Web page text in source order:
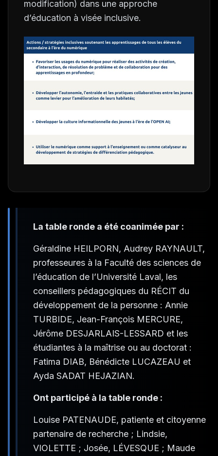
modification) dans une approche
d’éducation à visée inclusive.
La table ronde a été coanimée par :
Géraldine HEILPORN, Audrey RAYNAULT,
professeures à la Faculté des sciences de
l’éducation de l’Université Laval, les
conseillers pédagogiques du RÉCIT du
développement de la personne : Annie
TURBIDE, Jean-François MERCURE,
Jérôme DESJARLAIS-LESSARD et les
étudiantes à la maîtrise ou au doctorat :
Fatima DIAB, Bénédicte LUCAZEAU et
Ayda SADAT HEJAZIAN.
Ont participé à la table ronde :
Louise PATENAUDE, patiente et citoyenne
partenaire de recherche ; Lindsie,
VIOLETTE ; Josée, LÉVESQUE ; Maude